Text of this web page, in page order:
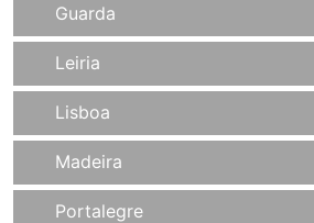
Guarda
Leiria
Lisboa
Madeira
Portalegre